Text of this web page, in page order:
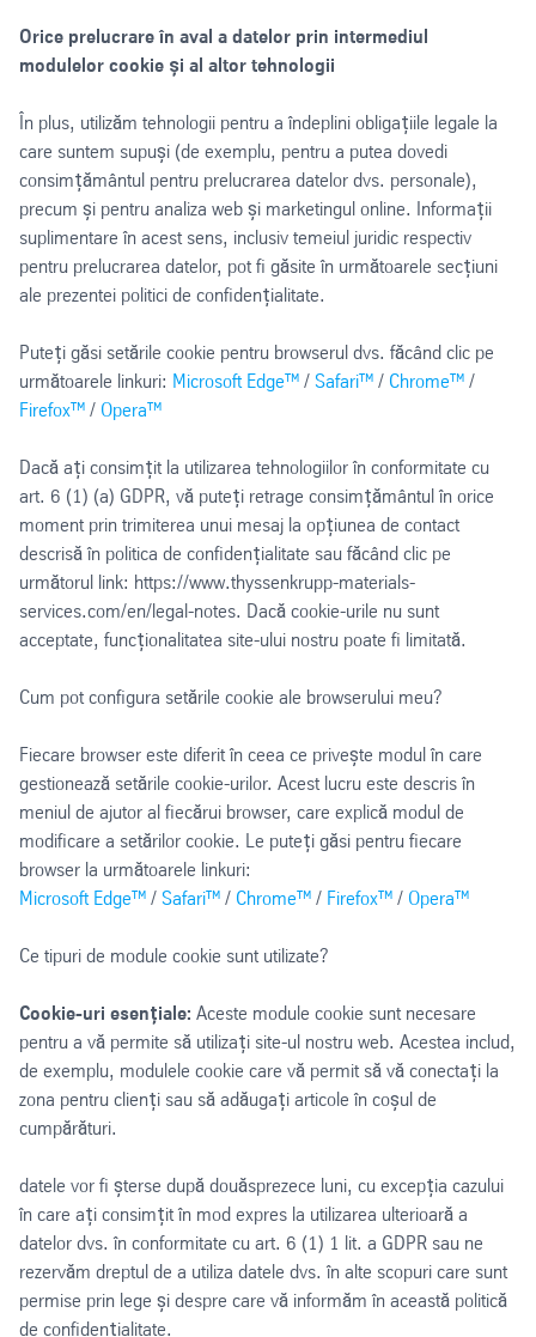
Orice prelucrare în aval a datelor prin intermediul
modulelor cookie și al altor tehnologii
În plus, utilizăm tehnologii pentru a îndeplini obligațiile legale la
care suntem supuși (de exemplu, pentru a putea dovedi
consimțământul pentru prelucrarea datelor dvs. personale),
precum și pentru analiza web și marketingul online. Informații
suplimentare în acest sens, inclusiv temeiul juridic respectiv
pentru prelucrarea datelor, pot fi găsite în următoarele secțiuni
ale prezentei politici de confidențialitate.
Puteți găsi setările cookie pentru browserul dvs. făcând clic pe
următoarele linkuri: Microsoft Edge™ / Safari™ / Chrome™ /
Firefox™ / Opera™
Dacă ați consimțit la utilizarea tehnologiilor în conformitate cu
art. 6 (1) (a) GDPR, vă puteți retrage consimțământul în orice
moment prin trimiterea unui mesaj la opțiunea de contact
descrisă în politica de confidențialitate sau făcând clic pe
următorul link: https://www.thyssenkrupp-materials-
services.com/en/legal-notes. Dacă cookie-urile nu sunt
acceptate, funcționalitatea site-ului nostru poate fi limitată.
Cum pot configura setările cookie ale browserului meu?
Fiecare browser este diferit în ceea ce privește modul în care
gestionează setările cookie-urilor. Acest lucru este descris în
meniul de ajutor al fiecărui browser, care explică modul de
modificare a setărilor cookie. Le puteți găsi pentru fiecare
browser la următoarele linkuri:
Microsoft Edge™ / Safari™ / Chrome™ / Firefox™ / Opera™
Ce tipuri de module cookie sunt utilizate?
Cookie-uri esențiale: Aceste module cookie sunt necesare
pentru a vă permite să utilizați site-ul nostru web. Acestea includ,
de exemplu, modulele cookie care vă permit să vă conectați la
zona pentru clienți sau să adăugați articole în coșul de
cumpărături.
datele vor fi șterse după douăsprezece luni, cu excepția cazului
în care ați consimțit în mod expres la utilizarea ulterioară a
datelor dvs. în conformitate cu art. 6 (1) 1 lit. a GDPR sau ne
rezervăm dreptul de a utiliza datele dvs. în alte scopuri care sunt
permise prin lege și despre care vă informăm în această politică
de confidențialitate.